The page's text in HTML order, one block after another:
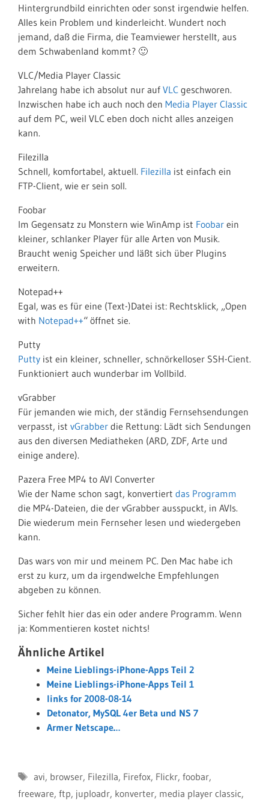
Hintergrundbild einrichten oder sonst irgendwie helfen.
Alles kein Problem und kinderleicht. Wundert noch
jemand, daß die Firma, die Teamviewer herstellt, aus
dem Schwabenland kommt? 🙂
VLC/Media Player Classic
Jahrelang habe ich absolut nur auf VLC geschworen.
Inzwischen habe ich auch noch den Media Player Classic
auf dem PC, weil VLC eben doch nicht alles anzeigen
kann.
Filezilla
Schnell, komfortabel, aktuell. Filezilla ist einfach ein
FTP-Client, wie er sein soll.
Foobar
Im Gegensatz zu Monstern wie WinAmp ist Foobar ein
kleiner, schlanker Player für alle Arten von Musik.
Braucht wenig Speicher und läßt sich über Plugins
erweitern.
Notepad++
Egal, was es für eine (Text-)Datei ist: Rechtsklick, „Open
with Notepad++“ öffnet sie.
Putty
Putty ist ein kleiner, schneller, schnörkelloser SSH-Cient.
Funktioniert auch wunderbar im Vollbild.
vGrabber
Für jemanden wie mich, der ständig Fernsehsendungen
verpasst, ist vGrabber die Rettung: Lädt sich Sendungen
aus den diversen Mediatheken (ARD, ZDF, Arte und
einige andere).
Pazera Free MP4 to AVI Converter
Wie der Name schon sagt, konvertiert das Programm
die MP4-Dateien, die der vGrabber ausspuckt, in AVIs.
Die wiederum mein Fernseher lesen und wiedergeben
kann.
Das wars von mir und meinem PC. Den Mac habe ich
erst zu kurz, um da irgendwelche Empfehlungen
abgeben zu können.
Sicher fehlt hier das ein oder andere Programm. Wenn
ja: Kommentieren kostet nichts!
Ähnliche Artikel
Meine Lieblings-iPhone-Apps Teil 2
Meine Lieblings-iPhone-Apps Teil 1
links for 2008-08-14
Detonator, MySQL 4er Beta und NS 7
Armer Netscape…
Schlagwörter
avi, browser, Filezilla, Firefox, Flickr, foobar,
freeware, ftp, juploadr, konverter, media player classic,